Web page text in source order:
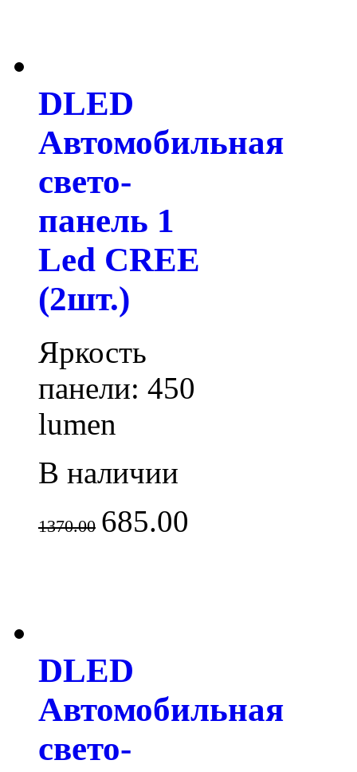
DLED
Автомобильная
свето-
панель 1
Led CREE
(2шт.)
Яркость
панели: 450
lumen
В наличии
1370.00 685.00
DLED
Автомобильная
свето-